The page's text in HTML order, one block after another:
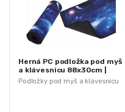
Podložky pod myš a klávesnicu
Herná PC podložka pod myš
a klávesnicu 88x30cm |
Vesmír